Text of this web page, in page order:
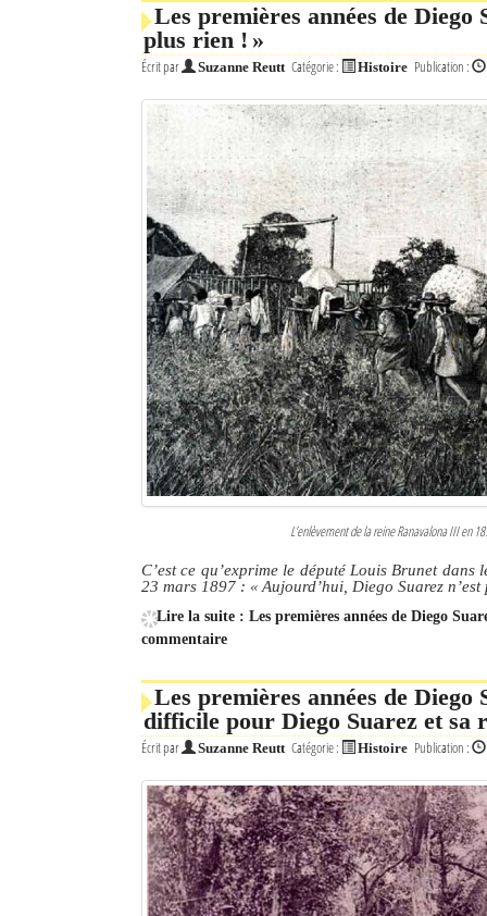
Les premières années de Diego
plus rien ! »
Écrit par Suzanne Reutt Catégorie : Histoire Publication :
L’enlèvement de la reine Ranavalona III en
C’est ce qu’exprime le député Louis Brunet
23 mars 1897 : « Aujourd’hui, Diego Suarez
Lire la suite : Les premières années de Diego
commentaire
Les premières années de
difficile pour Diego Suarez et sa
Écrit par Suzanne Reutt Catégorie : Histoire Publication :